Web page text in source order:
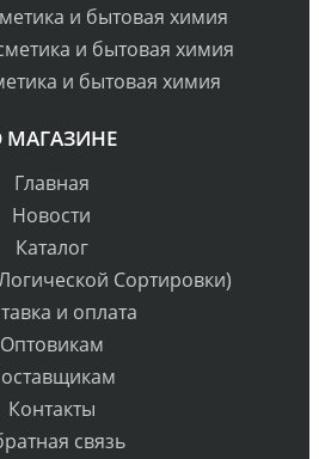
и бытовая химия
и бытовая химия
и бытовая химия
МАГАЗИНЕ
Главная
Новости
Каталог
Сортировки)
и оплата
Оптовикам
Контакты
связь